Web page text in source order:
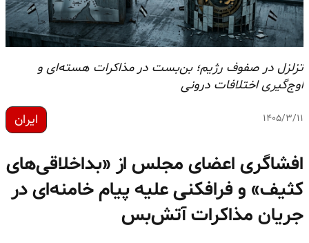
تزلزل در صفوف رژیم؛ بن‌بست در مذاکرات هسته‌ای و
اوج‌گیری اختلافات درونی
۱۴۰۵/۳/۱۱ ایران
افشاگری اعضای مجلس از «بداخلاقی‌های
کثیف» و فرافکنی علیه پیام خامنه‌ای در
جریان مذاکرات آتش‌بس